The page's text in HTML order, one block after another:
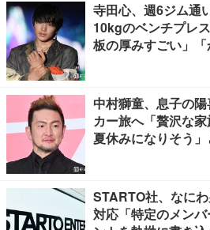
寺田心、週6ジム通
10kgのベンチプレ
板の厚みすごい」
中村獅童、息子の
カー旅へ「贅沢な
夏休みになりそう
STARTO社、なに
対応「特定のメン